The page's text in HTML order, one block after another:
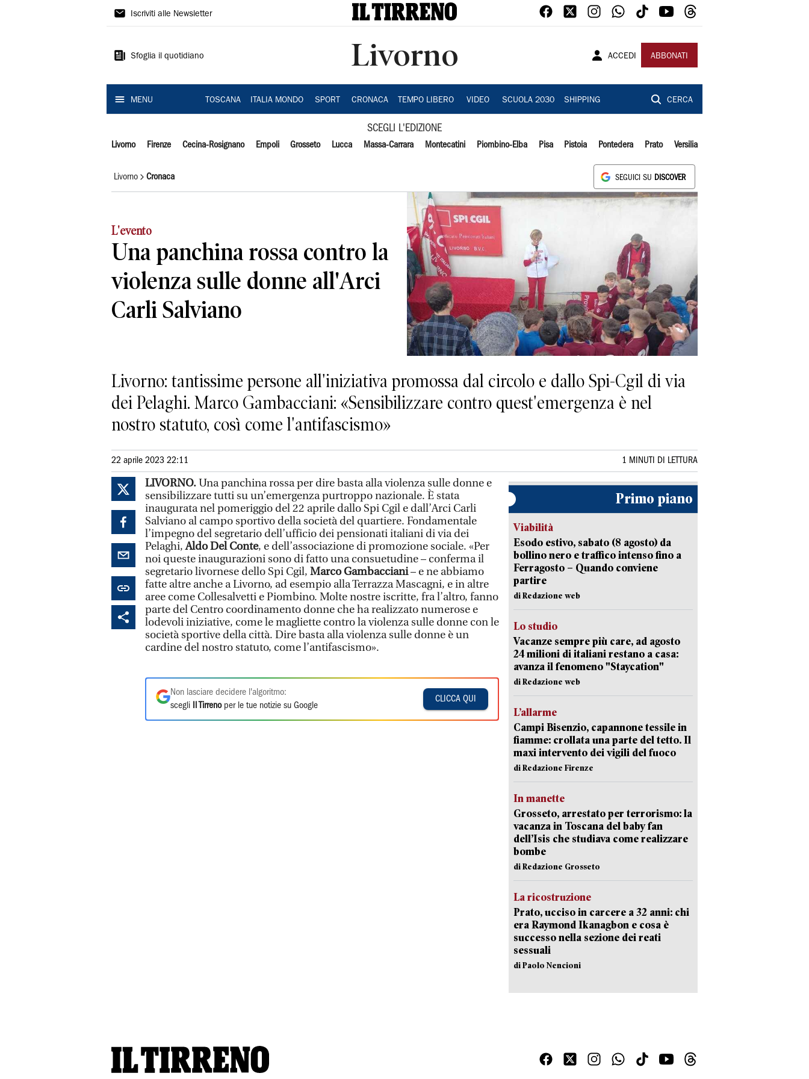
Il
Iscriviti alle Newsletter
Sfoglia il quotidiano Livorno ACCEDI ABBONATI
MENU TOSCANA ITALIA MONDO SPORT CRONACA TEMPO LIBERO VIDEO SCUOLA 2030 SHIPPING CERCA
SCEGLI L'EDIZIONE
Livorno Firenze Cecina-Rosignano Empoli Grosseto Lucca Massa-Carrara Montecatini Piombino-Elba Pisa Pistoia Pontedera Prato Versilia
Livorno Cronaca SEGUICI SU DISCOVER
L'evento
Una panchina rossa contro la
violenza sulle donne all'Arci
Carli Salviano
Livorno: tantissime persone all'iniziativa promossa dal circolo e dallo Spi-Cgil di via
dei Pelaghi. Marco Gambacciani: «Sensibilizzare contro quest'emergenza è nel
nostro statuto, così come l'antifascismo»
22 aprile 2023 22:11 1 MINUTI DI LETTURA
LIVORNO.Una panchina rossa per dire basta alla violenza sulle donne e
sensibilizzare tutti su un’emergenza purtroppo nazionale. È stata
inaugurata nel pomeriggio del 22 aprile dallo Spi Cgil e dall’Arci Carli
Salviano al campo sportivo della società del quartiere. Fondamentale
l’impegno del segretario dell’ufficio dei pensionati italiani di via dei
Pelaghi,Aldo Del Conte, e dell’associazione di promozione sociale. «Per
noi queste inaugurazioni sono di fatto una consuetudine – conferma il
segretario livornese dello Spi Cgil, Marco Gambacciani– e ne abbiamo
fatte altre anche a Livorno, ad esempio alla Terrazza Mascagni, e in altre
aree come Collesalvetti e Piombino. Molte nostre iscritte, fra l’altro, fanno
parte del Centro coordinamento donne che ha realizzato numerose e
lodevoli iniziative, come le magliette contro la violenza sulle donne con le
società sportive della città. Dire basta alla violenza sulle donne è un
cardine del nostro statuto, come l’antifascismo».
Non lasciare decidere l'algoritmo:
scegli
Il Tirrenoper le tue notizie su Google
CLICCA QUI
Primo piano
Viabilità
Esodo estivo, sabato (8 agosto) da
bollino nero e traffico intenso fino a
Ferragosto – Quando conviene
partire
di Redazione web
Lo studio
Vacanze sempre più care, ad agosto
24 milioni di italiani restano a casa:
avanza il fenomeno "Staycation"
di Redazione web
L’allarme
Campi Bisenzio, capannone tessile in
fiamme: crollata una parte del tetto. Il
maxi intervento dei vigili del fuoco
di Redazione Firenze
In manette
Grosseto, arrestato per terrorismo: la
vacanza in Toscana del baby fan
dell’Isis che studiava come realizzare
bombe
di Redazione Grosseto
La ricostruzione
Prato, ucciso in carcere a 32 anni: chi
era Raymond Ikanagbon e cosa è
successo nella sezione dei reati
sessuali
di Paolo Nencioni